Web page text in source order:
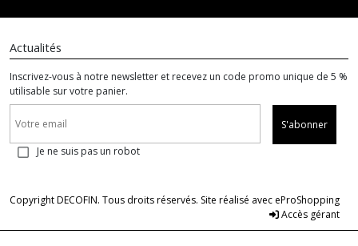
Actualités
Inscrivez-vous à notre newsletter et recevez un code promo unique de 5 %
utilisable sur votre panier.
S'abonner
Je ne suis pas un robot
Copyright DECOFIN. Tous droits réservés. Site réalisé avec eProShopping
Accès gérant